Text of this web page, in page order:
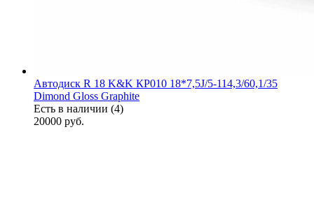
Автодиск R 18 K&K КР010 18*7,5J/5-114,3/60,1/35
Dimond Gloss Graphite
Есть в наличии (4)
20000 руб.